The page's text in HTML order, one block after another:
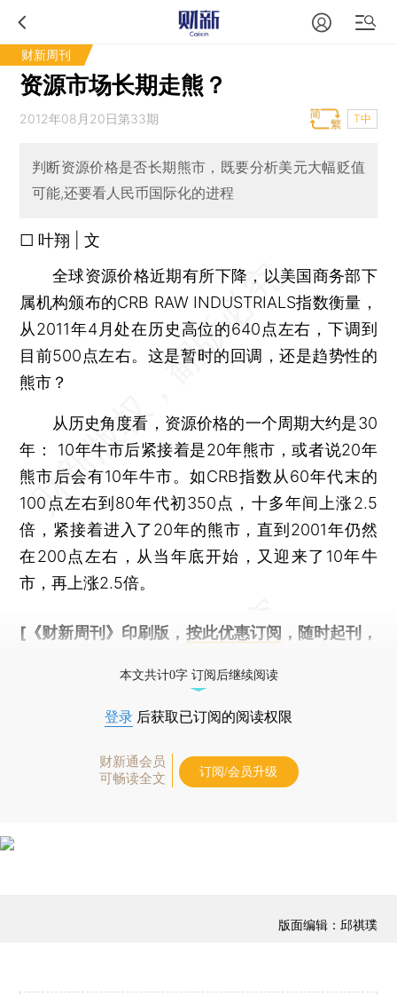
财新周刊
资源市场长期走熊？
2012年08月20日第33期 T中
判断资源价格是否长期熊市，既要分析美元大幅贬值
可能,还要看人民币国际化的进程
□ 叶翔 | 文
全球资源价格近期有所下降，以美国商务部下
属机构颁布的CRB RAW INDUSTRIALS指数衡量，
从2011年4月处在历史高位的640点左右，下调到
目前500点左右。这是暂时的回调，还是趋势性的
熊市？
从历史角度看，资源价格的一个周期大约是30
年： 10年牛市后紧接着是20年熊市，或者说20年
熊市后会有10年牛市。如CRB指数从60年代末的
100点左右到80年代初350点，十多年间上涨2.5
倍，紧接着进入了20年的熊市，直到2001年仍然
在200点左右，从当年底开始，又迎来了10年牛
市，再上涨2.5倍。
[《财新周刊》印刷版， 按此优惠订阅 ，随时起刊，
本文共计0字 订阅后继续阅读
登录 后获取已订阅的阅读权限
财新通会员
可畅读全文
订阅/会员升级
版面编辑：邱祺璞